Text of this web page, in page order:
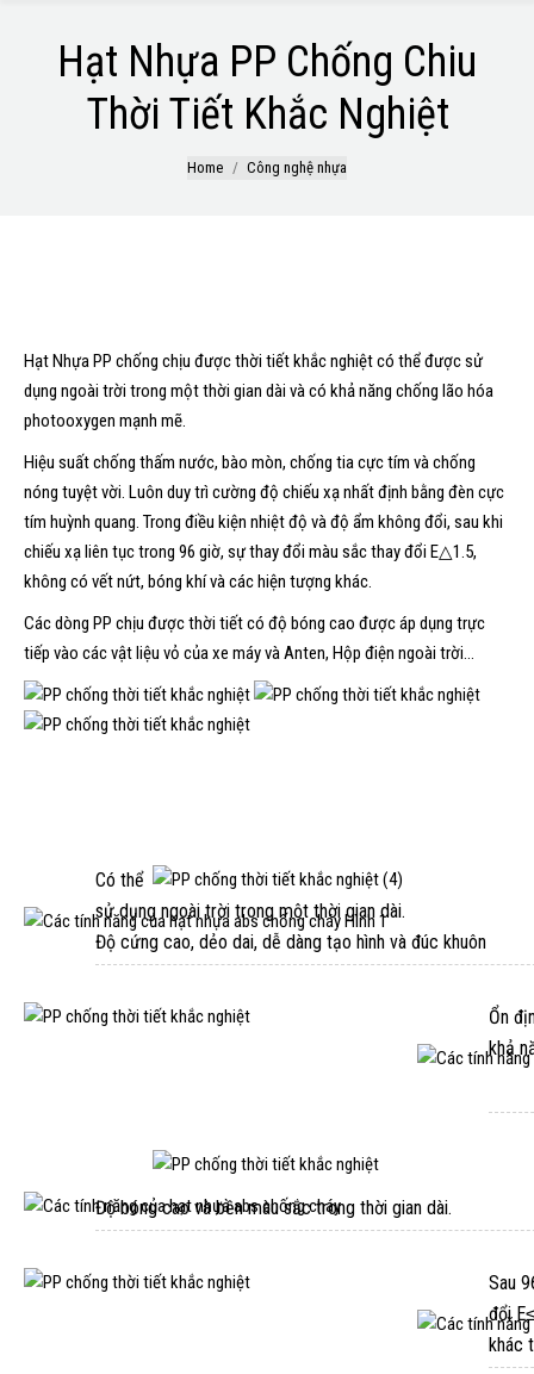
Hạt Nhựa PP Chống Chiu
Thời Tiết Khắc Nghiệt
Home Công nghệ nhựa
Hạt Nhựa PP chống chịu được thời tiết khắc nghiệt có thể được sử
dụng ngoài trời trong một thời gian dài và có khả năng chống lão hóa
photooxygen mạnh mẽ.
Hiệu suất chống thấm nước, bào mòn, chống tia cực tím và chống
nóng tuyệt vời. Luôn duy trì cường độ chiếu xạ nhất định bằng đèn cực
tím huỳnh quang. Trong điều kiện nhiệt độ và độ ẩm không đổi, sau khi
chiếu xạ liên tục trong 96 giờ, sự thay đổi màu sắc thay đổi E△1.5,
không có vết nứt, bóng khí và các hiện tượng khác.
Các dòng PP chịu được thời tiết có độ bóng cao được áp dụng trực
tiếp vào các vật liệu vỏ của xe máy và Anten, Hộp điện ngoài trời…
Có thể
sử dụng ngoài trời trong một thời gian dài.
Độ cứng cao, dẻo dai, dễ dàng tạo hình và đúc khuôn
Ổn
khả
Độ bóng cao và bền màu sắc trong thời gian dài.
Sau
đổi
khác